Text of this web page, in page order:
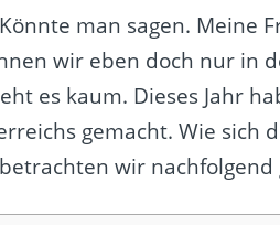
man sagen.
wir eben doch nur in
es kaum. Dieses Jahr
gemacht. Wie
wir nachfolgend